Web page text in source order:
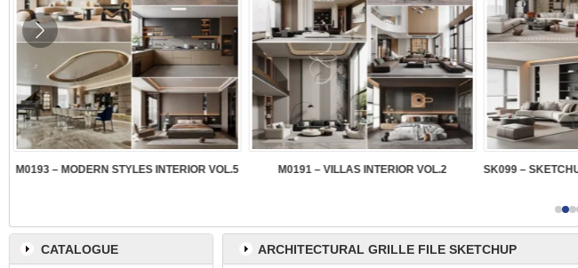
M0193 – MODERN STYLES INTERIOR VOL.5 M0191 – VILLAS INTERIOR VOL.2
ARCHITECTURAL GRILLE FILE SKETCHUP
CATALOGUE